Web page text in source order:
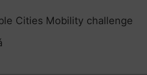
Cities Mobility challenge